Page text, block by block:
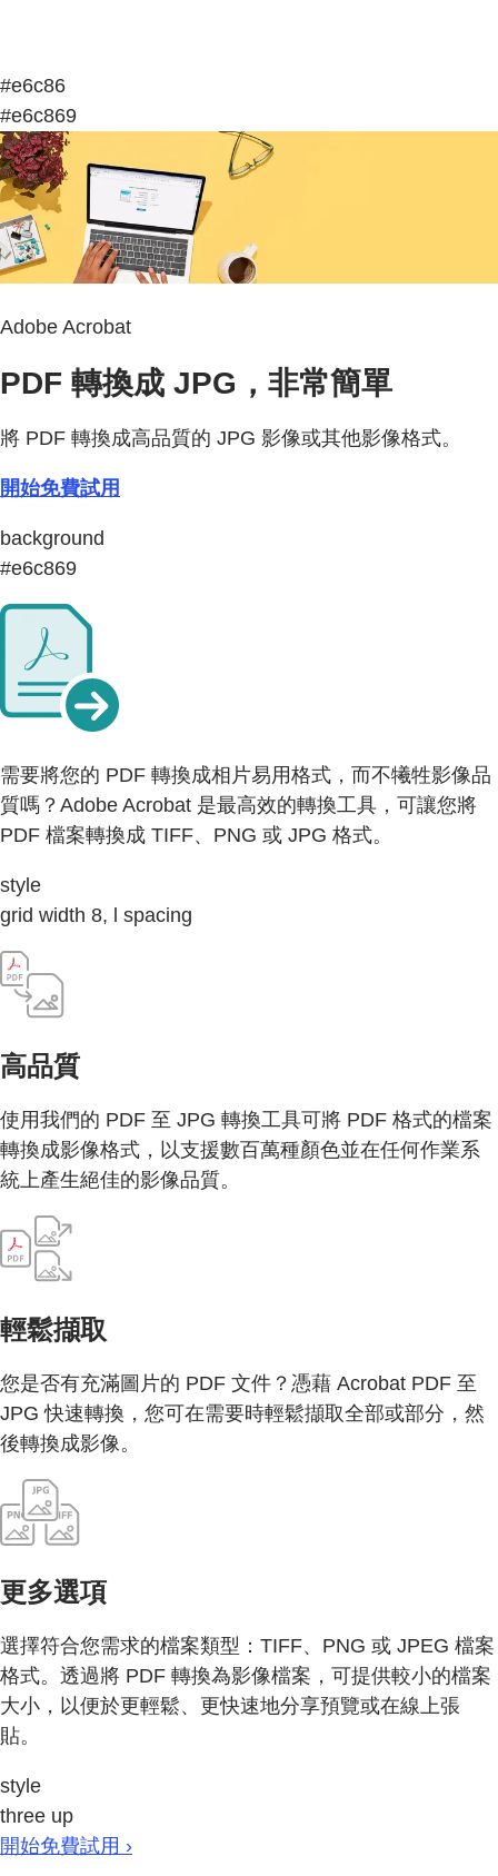
#e6c86
#e6c869
Adobe Acrobat
PDF 轉換成 JPG，非常簡單
將 PDF 轉換成高品質的 JPG 影像或其他影像格式。
開始免費試用
background
#e6c869
需要將您的 PDF 轉換成相片易用格式，而不犧牲影像品
質嗎？Adobe Acrobat 是最高效的轉換工具，可讓您將
PDF 檔案轉換成 TIFF、PNG 或 JPG 格式。
style
grid width 8, l spacing
高品質
使用我們的 PDF 至 JPG 轉換工具可將 PDF 格式的檔案
轉換成影像格式，以支援數百萬種顏色並在任何作業系
統上產生絕佳的影像品質。
輕鬆擷取
您是否有充滿圖片的 PDF 文件？憑藉 Acrobat PDF 至
JPG 快速轉換，您可在需要時輕鬆擷取全部或部分，然
後轉換成影像。
更多選項
選擇符合您需求的檔案類型：TIFF、PNG 或 JPEG 檔案
格式。透過將 PDF 轉換為影像檔案，可提供較小的檔案
大小，以便於更輕鬆、更快速地分享預覽或在線上張
貼。
style
three up
開始免費試用 ›